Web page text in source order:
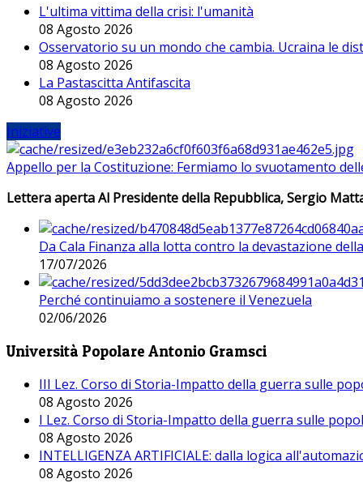
L'ultima vittima della crisi: l'umanità
08 Agosto 2026
Osservatorio su un mondo che cambia. Ucraina le
08 Agosto 2026
La Pastascitta Antifascita
08 Agosto 2026
Iniziative
Appello per la Costituzione: Fermiamo lo svuotamento
Lettera aperta Al Presidente della Repubblica, Sergio
Da Cala Finanza alla lotta contro la devastazione
17/07/2026
Perché continuiamo a sostenere il Venezuela
02/06/2026
Università Popolare Antonio Gramsci
III Lez. Corso di Storia-Impatto della guerra sulle
08 Agosto 2026
I Lez. Corso di Storia-Impatto della guerra sulle
08 Agosto 2026
INTELLIGENZA ARTIFICIALE: dalla logica
08 Agosto 2026